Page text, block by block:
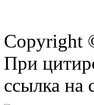
Copyright
При
ссылка на